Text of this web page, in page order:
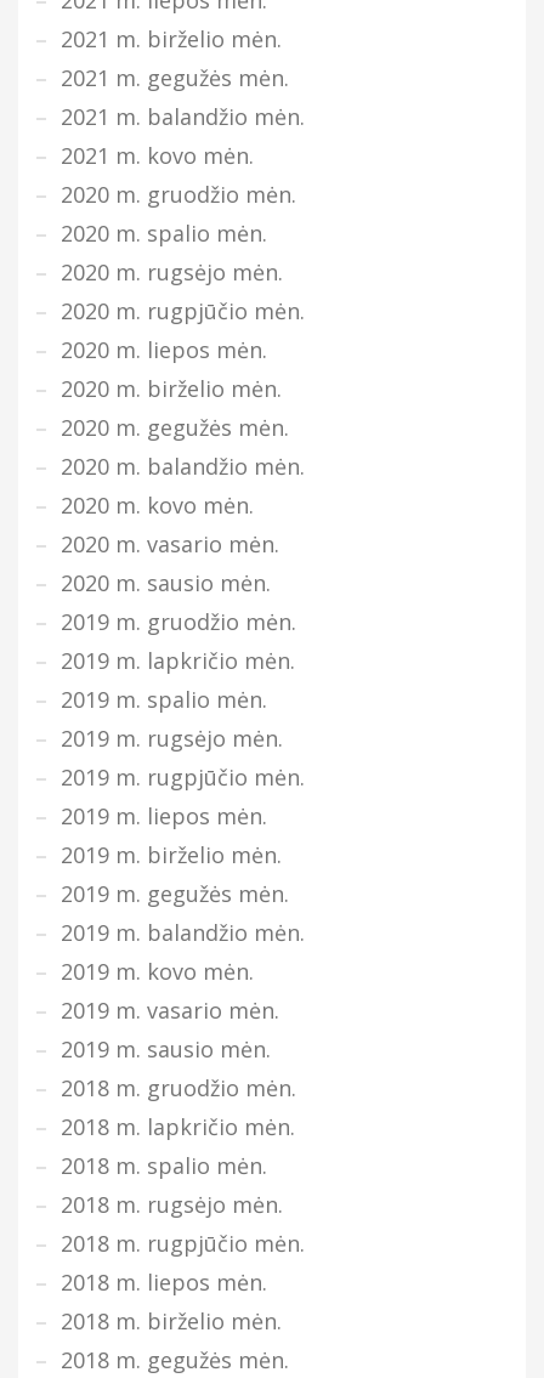
2021 m. birželio mėn.
2021 m. gegužės mėn.
2021 m. balandžio mėn.
2021 m. kovo mėn.
2020 m. gruodžio mėn.
2020 m. spalio mėn.
2020 m. rugsėjo mėn.
2020 m. rugpjūčio mėn.
2020 m. liepos mėn.
2020 m. birželio mėn.
2020 m. gegužės mėn.
2020 m. balandžio mėn.
2020 m. kovo mėn.
2020 m. vasario mėn.
2020 m. sausio mėn.
2019 m. gruodžio mėn.
2019 m. lapkričio mėn.
2019 m. spalio mėn.
2019 m. rugsėjo mėn.
2019 m. rugpjūčio mėn.
2019 m. liepos mėn.
2019 m. birželio mėn.
2019 m. gegužės mėn.
2019 m. balandžio mėn.
2019 m. kovo mėn.
2019 m. vasario mėn.
2019 m. sausio mėn.
2018 m. gruodžio mėn.
2018 m. lapkričio mėn.
2018 m. spalio mėn.
2018 m. rugsėjo mėn.
2018 m. rugpjūčio mėn.
2018 m. liepos mėn.
2018 m. birželio mėn.
2018 m. gegužės mėn.